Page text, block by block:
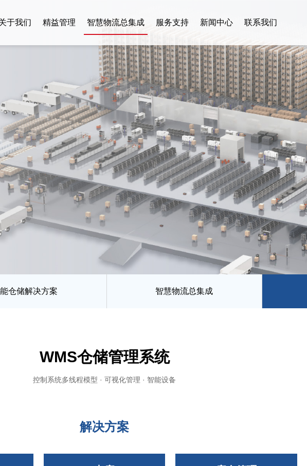
于我们 精益管理 智慧物流总集成 服务支持 新闻中心 联系我们
仓储解决方案 智慧物流总集成
WMS仓储管理系统
控制系统多线程模型 · 可视化管理 · 智能设备
解决方案